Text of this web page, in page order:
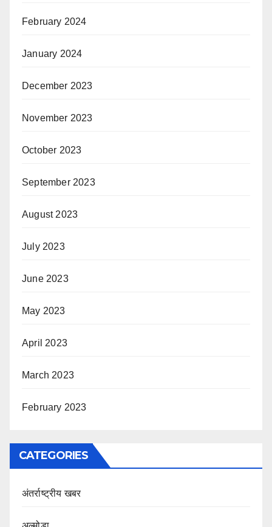
February 2024
January 2024
December 2023
November 2023
October 2023
September 2023
August 2023
July 2023
June 2023
May 2023
April 2023
March 2023
February 2023
CATEGORIES
अंतर्राष्ट्रीय खबर